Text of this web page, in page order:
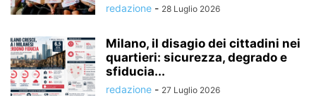
redazione - 28 Luglio 2026
Milano, il disagio dei cittadini nei
quartieri: sicurezza, degrado e
sfiducia...
redazione - 27 Luglio 2026